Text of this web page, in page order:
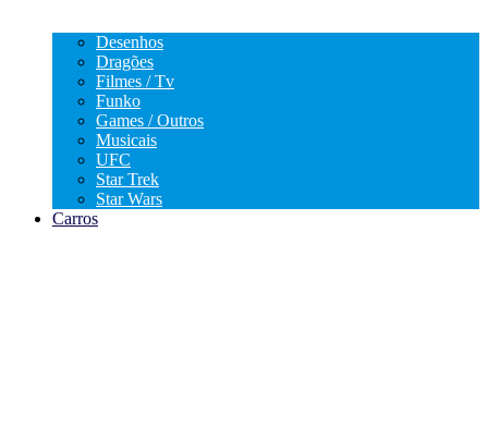
Desenhos
Dragões
Filmes / Tv
Funko
Games / Outros
Musicais
UFC
Star Trek
Star Wars
Carros